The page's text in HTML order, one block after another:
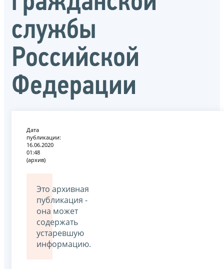
службы
Российской
Федерации
Дата
публикации:
16.06.2020
01:48
(архив)
Это архивная
публикация -
она может
содержать
устаревшую
информацию.